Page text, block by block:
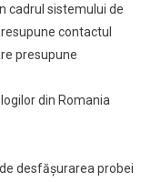
cadrul sistemului de
contactul
presupune
din Romania
desfășurarea probei